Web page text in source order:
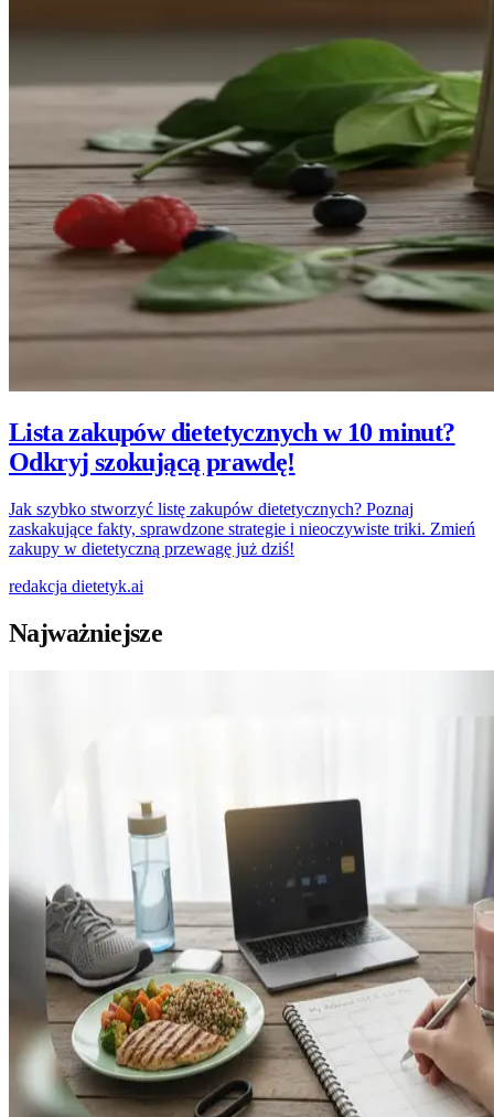
Lista zakupów dietetycznych w 10 minut?
Odkryj szokującą prawdę!
Jak szybko stworzyć listę zakupów dietetycznych? Poznaj
zaskakujące fakty, sprawdzone strategie i nieoczywiste triki. Zmień
zakupy w dietetyczną przewagę już dziś!
redakcja dietetyk.ai
Najważniejsze